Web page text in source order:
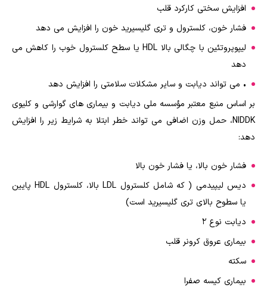
افزایش سختی کارکرد قلب
فشار خون، کلسترول و تری گلیسیرید خون را افزایش می دهد
لیپوپروتئین با چگالی بالا HDL یا سطح کلسترول خوب را کاهش می
دهد
• می تواند دیابت و سایر مشکلات سلامتی را افزایش دهد
بر اساس منبع معتبر مؤسسه ملی دیابت و بیماری های گوارشی و کلیوی
NIDDK، حمل وزن اضافی می تواند خطر ابتلا به شرایط زیر را افزایش
دهد:
فشار خون بالا، یا فشار خون بالا
دیس لیپیدمی ( که شامل کلسترول LDL بالا، کلسترول HDL پایین
یا سطوح بالای تری گلیسیرید است)
دیابت نوع 2
بیماری عروق کرونر قلب
سکته
بیماری کیسه صفرا